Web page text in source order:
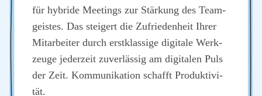
für hybri­de Mee­tings zur Stär­kung des Team­
geis­tes. Das stei­gert die Zufrie­den­heit Ihrer
Mit­ar­bei­ter durch erst­klas­si­ge digi­ta­le Werk­
zeu­ge jeder­zeit zuver­läs­sig am digi­ta­len Puls
der Zeit. Kom­mu­ni­ka­ti­on schafft Pro­duk­ti­vi­
tät.